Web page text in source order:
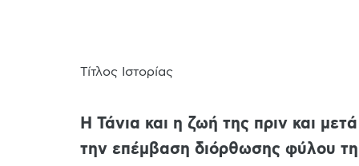
Τίτλος Ιστορίας
Η Τάνια και η ζωή της πριν και μετά
την επέμβαση διόρθωσης φύλου τη